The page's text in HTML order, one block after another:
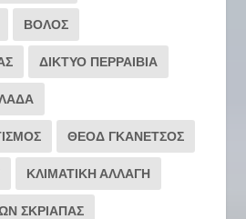
ΒΟΛΟΣ
ΔΙΚΤΥΟ ΠΕΡΡΑΙΒΙΑ
ΘΕΟΔ ΓΚΑΝΕΤΣΟΣ
ΚΛΙΜΑΤΙΚΗ ΑΛΛΑΓΗ
ΣΚΡΙΑΠΑΣ